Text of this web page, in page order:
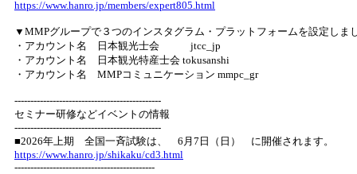
https://www.hanro.jp/members/expert805.html
▼MMPグループで３つのインスタグラム・プラットフォームを設定し
・アカウント名 日本観光士会 jtcc_jp
・アカウント名 日本観光特産士会 tokusanshi
・アカウント名 MMPコミュニケーション mmpc_gr
----------------------------------------------
セミナー研修などイベントの情報
----------------------------------------------
■2026年上期 全国一斉試験は、 6月7日（日） に開催されます。
https://www.hanro.jp/shikaku/cd3.html
--------------------------------------------